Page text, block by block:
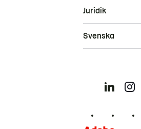
Juridik
Svenska